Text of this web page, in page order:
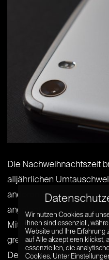
Die Nachweihnachtszeit
alljährlichen
anderen Schein, der in ein
angelegt werden will. Wer
Mittelklasse-Telefon nicht
greifen will, sollte das
Der chinesische
Wir nutzen Cookies auf
ihnen sind essenziell,
Website und Ihre Erfahrung
auf Alle akzeptieren klickst,
essenziellen, die
Cookies. Unter